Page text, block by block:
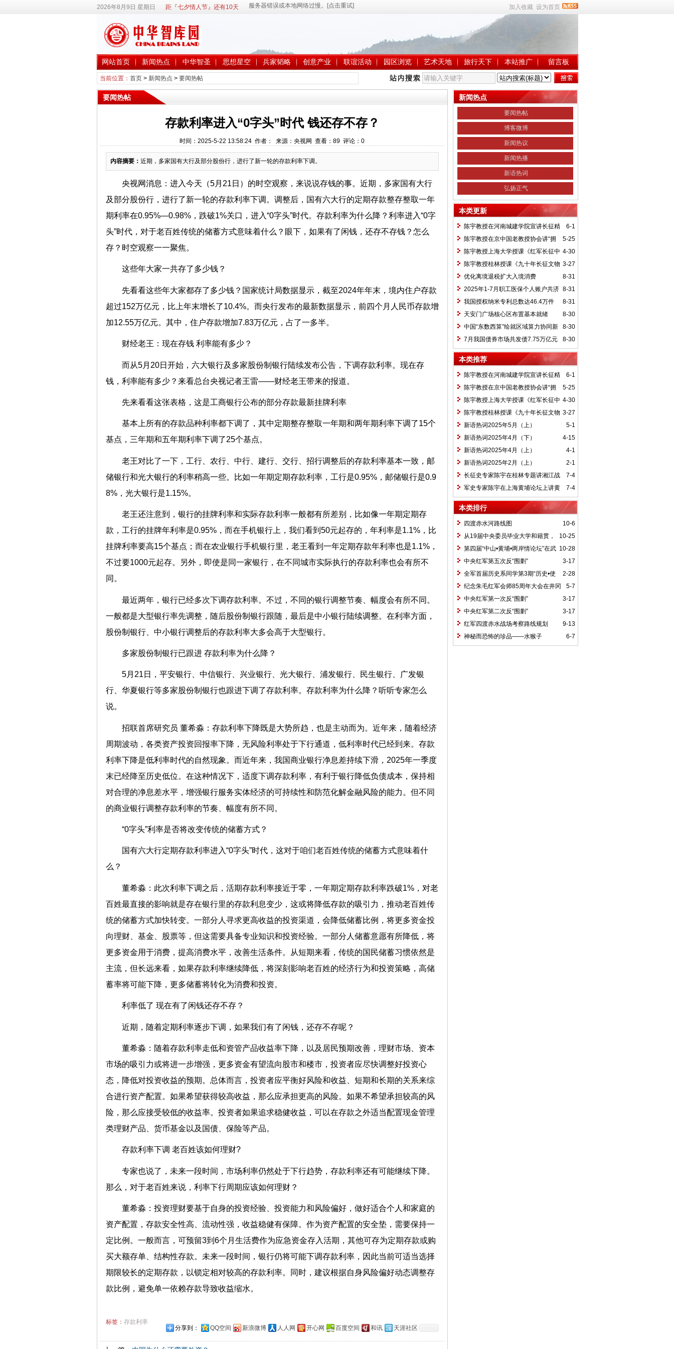
2026年8月9日 星期日 距『七夕情人节』还有10天 加入收藏 设为首页
网站首页 新闻热点 中华智圣 思想星空 兵家韬略 创意产业 联谊活动 园区浏览 艺术天地 旅行天下 本站推广 留言板
当前位置： 首页> 新闻热点 > 要闻热帖
要闻热帖
存款利率进入“0字头”时代 钱还存不存？
时间：2025-5-22 13:58:24 作者： 来源：央视网 查看： 89 评论： 0
内容摘要： 近期，多家国有大行及部分股份行，进行了新一轮的存款利率下调。
央视网消息：进入今天（5月21日）的时空观察，来说说存钱的事。近期，多家国有大行
及部分股份行，进行了新一轮的存款利率下调。调整后，国有六大行的定期存款整存整取一年
期利率在0.95%—0.98%，跌破1%关口，进入“0字头”时代。存款利率为什么降？利率进入“0字
头”时代，对于老百姓传统的储蓄方式意味着什么？眼下，如果有了闲钱，还存不存钱？怎么
存？时空观察一一聚焦。
这些年大家一共存了多少钱？
先看看这些年大家都存了多少钱？国家统计局数据显示，截至2024年年末，境内住户存款
超过152万亿元，比上年末增长了10.4%。而央行发布的最新数据显示，前四个月人民币存款增
加12.55万亿元。其中，住户存款增加7.83万亿元，占了一多半。
财经老王：现在存钱 利率能有多少？
而从5月20日开始，六大银行及多家股份制银行陆续发布公告，下调存款利率。现在存
钱，利率能有多少？来看总台央视记者王雷——财经老王带来的报道。
先来看看这张表格，这是工商银行公布的部分存款最新挂牌利率
基本上所有的存款品种利率都下调了，其中定期整存整取一年期和两年期利率下调了15个
基点，三年期和五年期利率下调了25个基点。
老王对比了一下，工行、农行、中行、建行、交行、招行调整后的存款利率基本一致，邮
储银行和光大银行的利率稍高一些。比如一年期定期存款利率，工行是0.95%，邮储银行是0.9
8%，光大银行是1.15%。
老王还注意到，银行的挂牌利率和实际存款利率一般都有所差别，比如像一年期定期存
款，工行的挂牌年利率是0.95%，而在手机银行上，我们看到50元起存的，年利率是1.1%，比
挂牌利率要高15个基点；而在农业银行手机银行里，老王看到一年定期存款年利率也是1.1%，
不过要1000元起存。另外，即使是同一家银行，在不同城市实际执行的存款利率也会有所不
同。
最近两年，银行已经多次下调存款利率。不过，不同的银行调整节奏、幅度会有所不同。
一般都是大型银行率先调整，随后股份制银行跟随，最后是中小银行陆续调整。在利率方面，
股份制银行、中小银行调整后的存款利率大多会高于大型银行。
多家股份制银行已跟进 存款利率为什么降？
5月21日，平安银行、中信银行、兴业银行、光大银行、浦发银行、民生银行、广发银
行、华夏银行等多家股份制银行也跟进下调了存款利率。存款利率为什么降？听听专家怎么
说。
招联首席研究员 董希淼：存款利率下降既是大势所趋，也是主动而为。近年来，随着经济
周期波动，各类资产投资回报率下降，无风险利率处于下行通道，低利率时代已经到来。存款
利率下降是低利率时代的自然现象。而近年来，我国商业银行净息差持续下滑，2025年一季度
末已经降至历史低位。在这种情况下，适度下调存款利率，有利于银行降低负债成本，保持相
对合理的净息差水平，增强银行服务实体经济的可持续性和防范化解金融风险的能力。但不同
的商业银行调整存款利率的节奏、幅度有所不同。
“0字头”利率是否将改变传统的储蓄方式？
国有六大行定期存款利率进入“0字头”时代，这对于咱们老百姓传统的储蓄方式意味着什
么？
董希淼：此次利率下调之后，活期存款利率接近于零，一年期定期存款利率跌破1%，对老
百姓最直接的影响就是存在银行里的存款利息变少，这或将降低存款的吸引力，推动老百姓传
统的储蓄方式加快转变。一部分人寻求更高收益的投资渠道，会降低储蓄比例，将更多资金投
向理财、基金、股票等，但这需要具备专业知识和投资经验。一部分人储蓄意愿有所降低，将
更多资金用于消费，提高消费水平，改善生活条件。从短期来看，传统的国民储蓄习惯依然是
主流，但长远来看，如果存款利率继续降低，将深刻影响老百姓的经济行为和投资策略，高储
蓄率将可能下降，更多储蓄将转化为消费和投资。
利率低了 现在有了闲钱还存不存？
近期，随着定期利率逐步下调，如果我们有了闲钱，还存不存呢？
董希淼：随着存款利率走低和资管产品收益率下降，以及居民预期改善，理财市场、资本
市场的吸引力或将进一步增强，更多资金有望流向股市和楼市，投资者应尽快调整好投资心
态，降低对投资收益的预期。总体而言，投资者应平衡好风险和收益、短期和长期的关系来综
合进行资产配置。如果希望获得较高收益，那么应承担更高的风险。如果不希望承担较高的风
险，那么应接受较低的收益率。投资者如果追求稳健收益，可以在存款之外适当配置现金管理
类理财产品、货币基金以及国债、保险等产品。
存款利率下调 老百姓该如何理财?
专家也说了，未来一段时间，市场利率仍然处于下行趋势，存款利率还有可能继续下降。
那么，对于老百姓来说，利率下行周期应该如何理财？
董希淼：投资理财要基于自身的投资经验、投资能力和风险偏好，做好适合个人和家庭的
资产配置，存款安全性高、流动性强，收益稳健有保障。作为资产配置的安全垫，需要保持一
定比例。一般而言，可预留3到6个月生活费作为应急资金存入活期，其他可存为定期存款或购
买大额存单、结构性存款。未来一段时间，银行仍将可能下调存款利率，因此当前可适当选择
期限较长的定期存款，以锁定相对较高的存款利率。同时，建议根据自身风险偏好动态调整存
款比例，避免单一依赖存款导致收益缩水。
标签： 存款利率
分享到：
QQ空间 新浪微博 人人网 开心网 百度空间 和讯 天涯社区
新闻热点
要闻热帖
博客微博
新闻热议
新闻热播
新语热词
弘扬正气
本类更新
6-1
陈宇教授在河南城建学院宣讲长征精
神及红25军长征史
5-25
陈宇教授在京中国老教授协会讲“拥
抱中华新文明”
4-30
陈宇教授上海大学授课《红军长征中
的黄埔师生》
3-27
陈宇教授桂林授课《九十年长征文物
鉴赏》
8-31
优化离境退税扩大入境消费
8-31
2025年1-7月职工医保个人账户共济
2.31亿人次 共济金额304.57亿元
8-31
我国授权纳米专利总数达46.4万件
8-30
天安门广场核心区布置基本就绪
8-30
中国“东数西算”绘就区域算力协同新
图景
8-30
7月我国债券市场共发债7.75万亿元
本类推荐
6-1
陈宇教授在河南城建学院宣讲长征精
神及红25军长征史
5-25
陈宇教授在京中国老教授协会讲“拥
抱中华新文明”
4-30
陈宇教授上海大学授课《红军长征中
的黄埔师生》
3-27
陈宇教授桂林授课《九十年长征文物
鉴赏》
5-1
新语热词2025年5月（上）
4-15
新语热词2025年4月（下）
4-1
新语热词2025年4月（上）
2-1
新语热词2025年2月（上）
7-4
长征史专家陈宇在桂林专题讲湘江战
役精神
7-4
军史专家陈宇在上海黄埔论坛上讲黄
埔精神与国家统一大业
本类排行
10-6
四渡赤水河路线图
10-25
从19届中央委员毕业大学和籍贯，
看当代中国文化区域积淀
10-28
第四届“中山•黄埔•两岸情论坛”在武
汉举行
3-17
中央红军第五次反“围剿”
2-28
全军首届历史系同学第3期“历史•使
命”论坛纪要
5-7
纪念朱毛红军会师85周年大会在井冈
山召开
3-17
中央红军第一次反“围剿”
3-17
中央红军第二次反“围剿”
9-13
红军四渡赤水战场考察路线规划
6-7
神秘而恐怖的珍品——水猴子